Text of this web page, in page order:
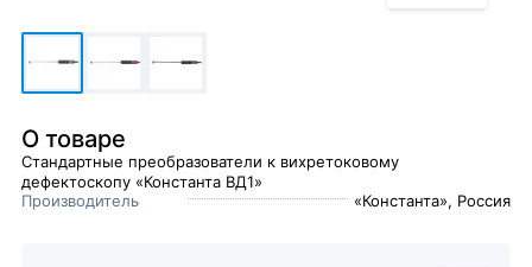
О товаре
Стандартные преобразователи к вихретоковому
дефектоскопу «Константа ВД1»
Производитель
«Константа», Россия